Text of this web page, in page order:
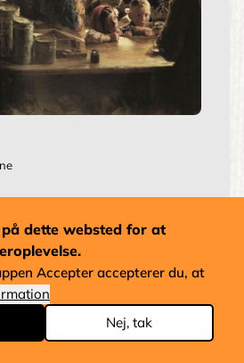
dette websted for at
Accepter accepterer du, at
Nej, tak